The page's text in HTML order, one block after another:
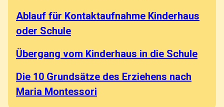
Ablauf für Kontaktaufnahme Kinderhaus
oder Schule
Übergang vom Kinderhaus in die Schule
Die 10 Grundsätze des Erziehens nach
Maria Montessori